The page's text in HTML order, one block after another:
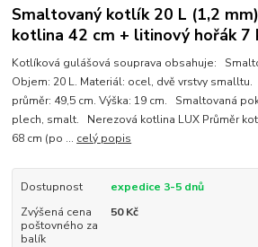
Smaltovaný kotlík 20 L (1,2
kotlina 42 cm + litinový hořák 7
Kotlíková gulášová souprava obsahuje:
Objem: 20 L. Materiál: ocel, dvě vrstvy smalltu.
průměr: 49,5 cm. Výška: 19 cm. Smaltovaná
plech, smalt. Nerezová kotlina LUX Průměr
68 cm (po ... celý popis
Dostupnost
expedice 3-5 dnů
Zvýšená cena
poštovného za
balík
50 Kč